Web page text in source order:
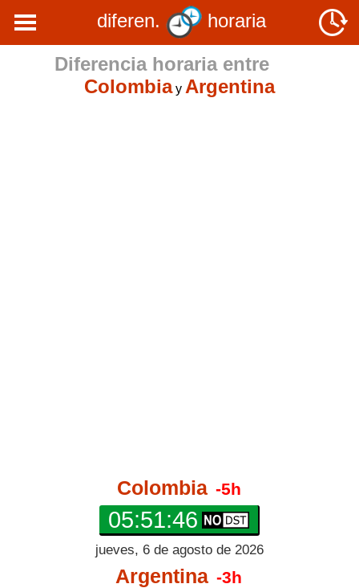
diferen.
horaria
Diferencia horaria entre
Colombiay Argentina
Colombia -5h
05:51:46
jueves, 6 de agosto de 2026
Argentina -3h